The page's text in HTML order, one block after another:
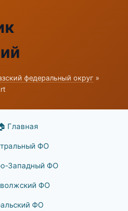
федеральный округ »
Главная
ФО
Западный ФО
ФО
ФО